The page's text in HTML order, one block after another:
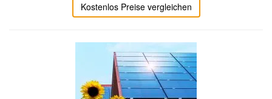
Kostenlos Preise vergleichen